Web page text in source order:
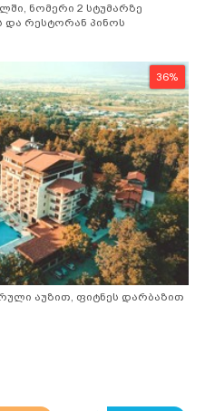
ნომერი 2 სტუმარზე
და რესტორან პინოს
36%
აუზით, ფიტნეს დარბაზით